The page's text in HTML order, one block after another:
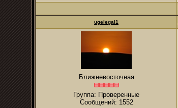
ugelegal1
Ближневосточная
Группа: Проверенные
Сообщений: 1552